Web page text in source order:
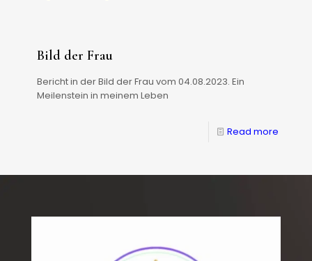
Bild der Frau
Bericht in der Bild der Frau vom 04.08.2023. Ein
Meilenstein in meinem Leben
Read more